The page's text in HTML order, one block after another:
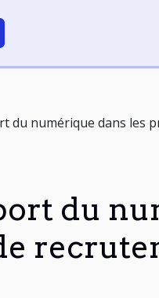
du numérique dans les
du